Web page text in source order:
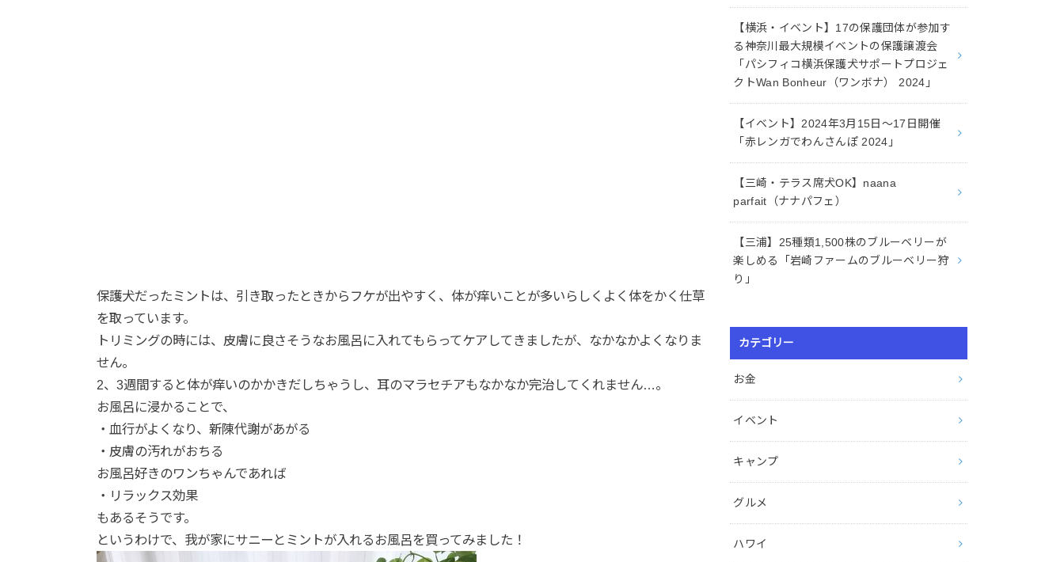
保護犬だったミントは、引き取ったときからフケが出やすく、体が痒いことが多いらしくよく体をかく仕草
を取っています。
トリミングの時には、皮膚に良さそうなお風呂に入れてもらってケアしてきましたが、なかなかよくなりま
せん。
2、3週間すると体が痒いのかかきだしちゃうし、耳のマラセチアもなかなか完治してくれません…。
お風呂に浸かることで、
・血行がよくなり、新陳代謝があがる
・皮膚の汚れがおちる
お風呂好きのワンちゃんであれば
・リラックス効果
もあるそうです。
というわけで、我が家にサニーとミントが入れるお風呂を買ってみました！
【横浜・イベント】17の保護団体が参加す
る神奈川最大規模イベントの保護譲渡会
「パシフィコ横浜保護犬サポートプロジェ
クトWan Bonheur（ワンボナ） 2024」
【イベント】2024年3月15日〜17日開催
「赤レンガでわんさんぽ 2024」
【三崎・テラス席犬OK】naana
parfait（ナナパフェ）
【三浦】25種類1,500株のブルーベリーが
楽しめる「岩崎ファームのブルーベリー狩
り」
カテゴリー
お金
イベント
キャンプ
グルメ
ハワイ